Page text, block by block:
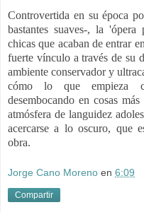
Controvertida en su época
bastantes suaves-, la
chicas que acaban de entrar
fuerte vínculo a través de su
ambiente conservador y
cómo lo que empieza
desembocando en cosas
atmósfera de languidez
acercarse a lo oscuro, que
obra.
Jorge Cano Moreno en 6:09
Compartir